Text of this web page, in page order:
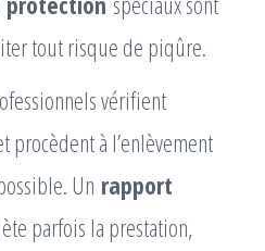
tout risque de piqûre.
vérifient
procèdent à l’enlèvement
Un rapport
parfois la prestation,